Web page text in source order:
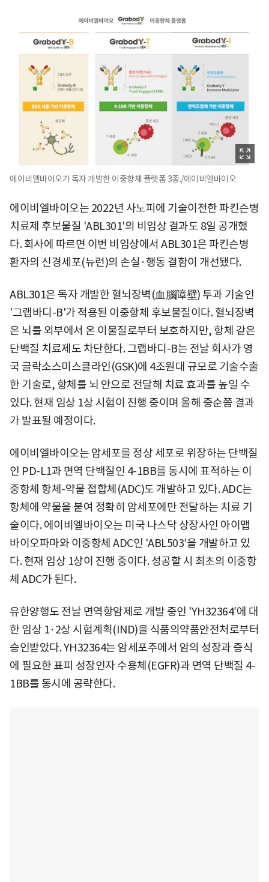
에이비엘바이오가 독자 개발한 이중항체 플랫폼 3종./에이비엘바이오
에이비엘바이오는 2022년 사노피에 기술이전한 파킨슨병
치료제 후보물질 'ABL301′의 비임상 결과도 8일 공개했
다. 회사에 따르면 이번 비임상에서 ABL301은 파킨슨병
환자의 신경세포(뉴런)의 손실·행동 결함이 개선됐다.
ABL301은 독자 개발한 혈뇌장벽(血腦障壁) 투과 기술인
'그랩바디-B'가 적용된 이중항체 후보물질이다. 혈뇌장벽
은 뇌를 외부에서 온 이물질로부터 보호하지만, 항체 같은
단백질 치료제도 차단한다. 그랩바디-B는 전날 회사가 영
국 글락소스미스클라인(GSK)에 4조원대 규모로 기술수출
한 기술로, 항체를 뇌 안으로 전달해 치료 효과를 높일 수
있다. 현재 임상 1상 시험이 진행 중이며 올해 중순쯤 결과
가 발표될 예정이다.
에이비엘바이오는 암세포를 정상 세포로 위장하는 단백질
인 PD-L1과 면역 단백질인 4-1BB를 동시에 표적하는 이
중항체 항체-약물 접합체(ADC)도 개발하고 있다. ADC는
항체에 약물을 붙여 정확히 암세포에만 전달하는 치료 기
술이다. 에이비엘바이오는 미국 나스닥 상장사인 아이맵
바이오파마와 이중항체 ADC인 'ABL503′을 개발하고 있
다. 현재 임상 1상이 진행 중이다. 성공할 시 최초의 이중항
체 ADC가 된다.
유한양행도 전날 면역항암제로 개발 중인 'YH32364′에 대
한 임상 1·2상 시험계획(IND)을 식품의약품안전처로부터
승인받았다. YH32364는 암세포주에서 암의 성장과 증식
에 필요한 표피 성장인자 수용체(EGFR)과 면역 단백질 4-
1BB를 동시에 공략한다.